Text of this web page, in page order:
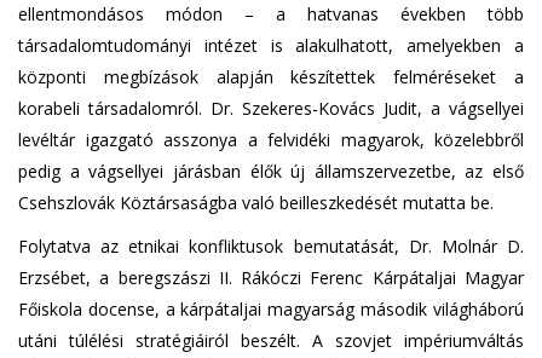
ellentmondásos módon – a hatvanas években több
társadalomtudományi intézet is alakulhatott, amelyekben a
központi megbízások alapján készítettek felméréseket a
korabeli társadalomról. Dr. Szekeres-Kovács Judit, a vágsellyei
levéltár igazgató asszonya a felvidéki magyarok, közelebbről
pedig a vágsellyei járásban élők új államszervezetbe, az első
Csehszlovák Köztársaságba való beilleszkedését mutatta be.
Folytatva az etnikai konfliktusok bemutatását, Dr. Molnár D.
Erzsébet, a beregszászi II. Rákóczi Ferenc Kárpátaljai Magyar
Főiskola docense, a kárpátaljai magyarság második világháború
utáni túlélési stratégiáiról beszélt. A szovjet impériumváltás